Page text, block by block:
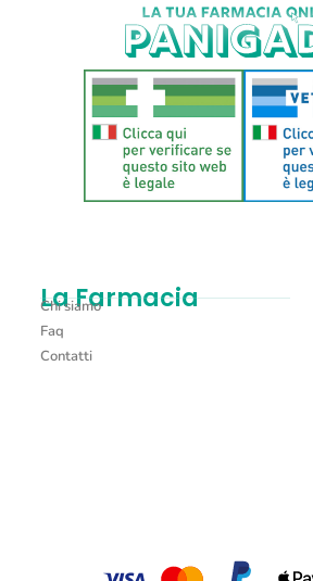
La Farmacia
Chi siamo
Faq
Contatti